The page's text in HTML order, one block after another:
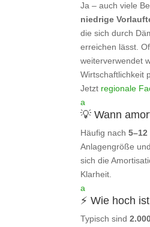
Ja – auch viele
niedrige
die sich durch
erreichen lässt.
weiterverwendet
Wirtschaftlichkeit
Jetzt regionale
a
💡 Wann
Häufig nach
Anlagengröße
sich die
Klarheit.
a
⚡ Wie hoch
Typisch sind